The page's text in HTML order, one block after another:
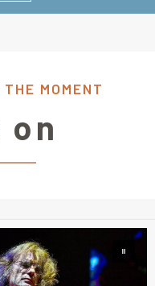
MOMENT
on